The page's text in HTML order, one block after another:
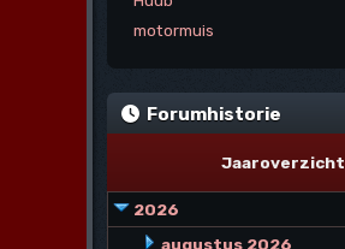
motormuis
Forumhistorie
Jaaroverzicht
2026
augustus 2026